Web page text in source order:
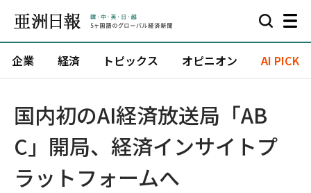
企業 経済 トピックス オピニオン AI PICK
国内初のAI経済放送局「AB
C」開局、経済インサイトプ
ラットフォームへ